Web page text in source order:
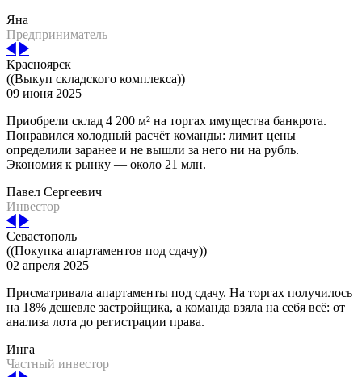
Яна
Предприниматель
Красноярск
((Выкуп складского комплекса))
09 июня 2025
Приобрели склад 4 200 м² на торгах имущества банкрота.
Понравился холодный расчёт команды: лимит цены
определили заранее и не вышли за него ни на рубль.
Экономия к рынку — около 21 млн.
Павел Сергеевич
Инвестор
Севастополь
((Покупка апартаментов под сдачу))
02 апреля 2025
Присматривала апартаменты под сдачу. На торгах получилось
на 18% дешевле застройщика, а команда взяла на себя всё: от
анализа лота до регистрации права.
Инга
Частный инвестор